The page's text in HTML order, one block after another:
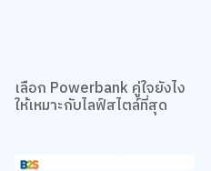
เลือก Powerbank คู่ใจยังไง
เว็บไซต์นี้ใช้คุกกี้
เราใช้คุกกี้เพื่อเพิ่มประสบการณ์ที่ดีในก
ว่าผู้ใช้งานมาจากที่ใด คุณสามารถเลือ